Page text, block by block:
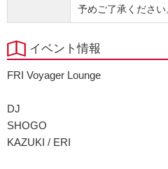
予めご了承ください
イベント情報
FRI Voyager Lounge
DJ
SHOGO
KAZUKI / ERI